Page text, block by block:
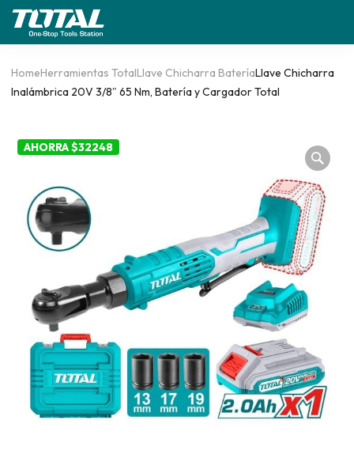
HomeHerramientas TotalLlave Chicharra BateríaLlave Chicharra
Inalámbrica 20V 3/8″ 65 Nm, Batería y Cargador Total
AHORRA $32248